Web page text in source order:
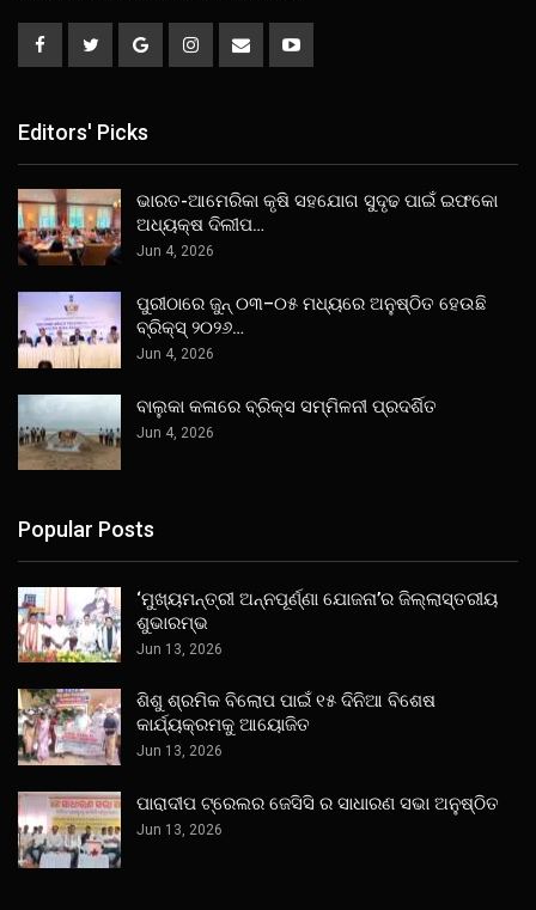
Editors' Picks
ଭାରତ-ଆମେରିକା କୃଷି ସହଯୋଗ ସୁଦୃଢ ପାଇଁ ଇଫକୋ
ଅଧ୍ୟକ୍ଷ ଦିଲୀପ…
Jun 4, 2026
ପୁରୀଠାରେ ଜୁନ୍ ୦୩–୦୫ ମଧ୍ୟରେ ଅନୁଷ୍ଠିତ ହେଉଛି
ବ୍ରିକ୍ସ୍ ୨୦୨୬…
Jun 4, 2026
ବାଲୁକା କଳାରେ ବ୍ରିକ୍ସ ସମ୍ମିଳନୀ ପ୍ରଦର୍ଶିତ
Jun 4, 2026
Popular Posts
‘ମୁଖ୍ୟମନ୍ତ୍ରୀ ଅନ୍ନପୂର୍ଣ୍ଣା ଯୋଜନା’ର ଜିଲ୍ଲାସ୍ତରୀୟ
ଶୁଭାରମ୍ଭ
Jun 13, 2026
ଶିଶୁ ଶ୍ରମିକ ବିଲୋପ ପାଇଁ ୧୫ ଦିନିଆ ବିଶେଷ
କାର୍ଯ୍ୟକ୍ରମକୁ ଆୟୋଜିତ
Jun 13, 2026
ପାରାଦୀପ ଟ୍ରେଲର ଜେସିସି ର ସାଧାରଣ ସଭା ଅନୁଷ୍ଠିତ
Jun 13, 2026